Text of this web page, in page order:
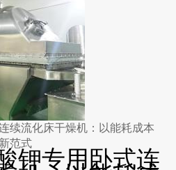
续流化床干燥机：以能耗成本
范式
钾专用卧式连